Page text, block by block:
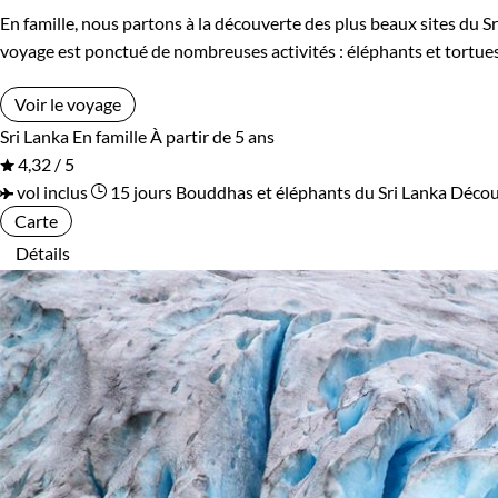
Nicaragua Norvège
Nouvelle-Zélande
Ouganda Ouzbekistan
Pakistan Palestine
Panama
Philippines Pologne
Polynésie Portugal
République tchèque Réunion
Rodrigues Roumanie
En famille, nous partons à la découverte des plus beaux sites du
voyage est ponctué de nombreuses activités : éléphants et
Voir le voyage
Sri Lanka En familleÀ partir de 5 ans
4,32 / 5
vol inclus
15 jours Bouddhas et éléphants du Sri Lanka
Carte
Détails